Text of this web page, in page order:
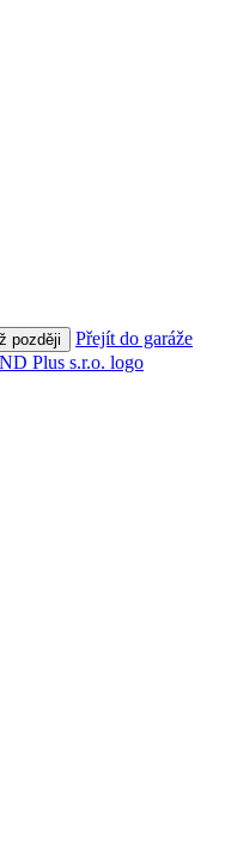
později Přejít do garáže